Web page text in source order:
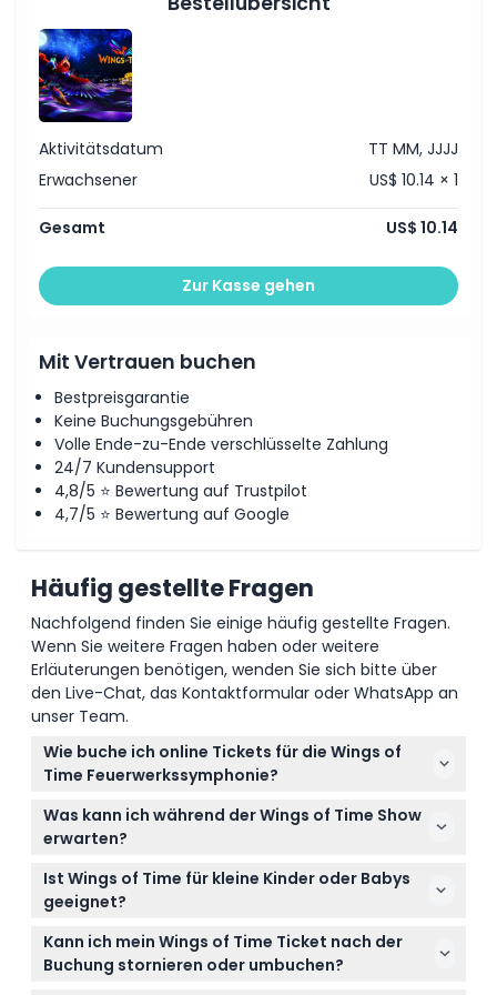
Aktivitätsdatum
TT MM, JJJJ
Erwachsener
US$ 10.14 × 1
Gesamt US$ 10.14
Zur Kasse gehen
Mit Vertrauen buchen
Bestpreisgarantie
Keine Buchungsgebühren
Volle Ende-zu-Ende verschlüsselte Zahlung
24/7 Kundensupport
4,8/5 ⭐ Bewertung auf Trustpilot
4,7/5 ⭐ Bewertung auf Google
Häufig gestellte Fragen
Nachfolgend finden Sie einige häufig gestellte Fragen.
Wenn Sie weitere Fragen haben oder weitere
Erläuterungen benötigen, wenden Sie sich bitte über
den Live-Chat, das Kontaktformular oder WhatsApp an
unser Team.
Wie buche ich online Tickets für die Wings of
Time Feuerwerkssymphonie?
Sie können Ihre Wings of Time
Feuerwerkssymphonie Tickets ganz einfach hier auf
des Buchungsvorgangs Ihr bevorzugtes Datum und
die gewünschte Uhrzeit auswählen.
Was kann ich während der Wings of Time Show
erwarten?
Erwarten Sie eine faszinierende 20-minütige
Outdoor-Nachtshow mit 3D-Projektionsmapping,
Lasern, Pyrotechnik, Springbrunnen, Wasserstrahlen
und einer bezaubernden musikalischen Begleitung
vor der Kulisse des offenen Meeres am Siloso-
Ist Wings of Time für kleine Kinder oder Babys
geeignet?
Kinder unter 4 Jahren dürfen kostenlos teilnehmen,
wodurch die Show familienfreundlich ist. Stellen Sie
nur sicher, dass Sie Tickets für alle ab 4 Jahren
Kann ich mein Wings of Time Ticket nach der
Buchung stornieren oder umbuchen?